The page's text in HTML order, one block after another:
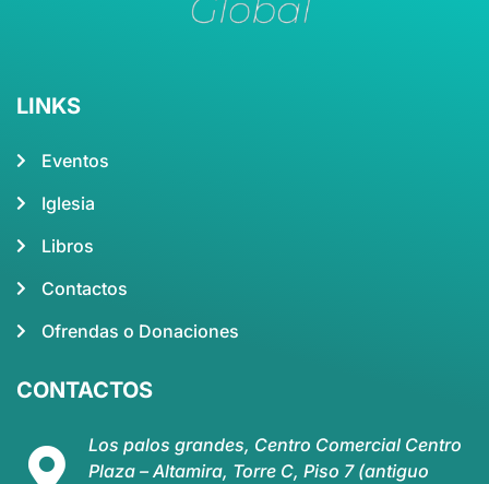
LINKS
Eventos
Iglesia
Libros
Contactos
Ofrendas o Donaciones
CONTACTOS
Los palos grandes, Centro Comercial Centro
Plaza – Altamira, Torre C, Piso 7 (antiguo